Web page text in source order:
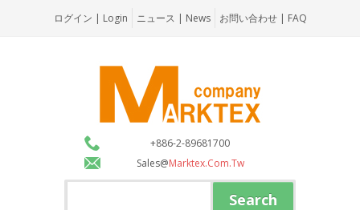
ログイン | Login ニュース | News お問い合わせ | FAQ
+886-2-89681700
Sales@Marktex.com.tw